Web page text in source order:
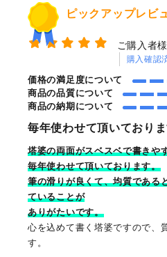
ピックアップレビ
ご購入者様
購入確認
価格の満足度について
商品の品質について
商品の納期について
毎年使わせて頂いておりま
塔婆の両面がスベスベで書きや
毎年使わせて頂いております。
筆の滑りが良くて、均質である
ていることが
ありがたいです。
心を込めて書く塔婆ですので、
す。